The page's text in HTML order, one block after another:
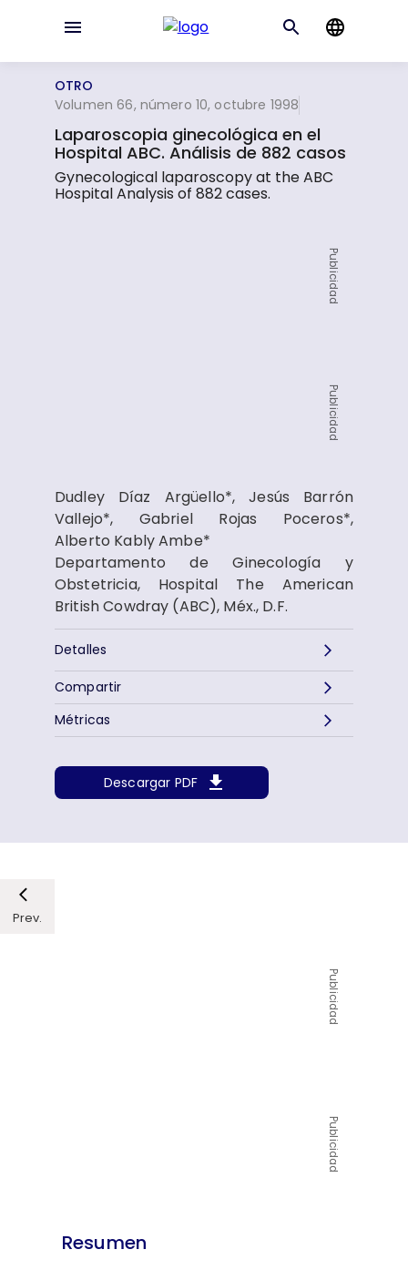
OTRO
Volumen 66, número 10, octubre 1998
Laparoscopia ginecológica en el
Hospital ABC. Análisis de 882 casos
Gynecological laparoscopy at the ABC
Hospital Analysis of 882 cases.
Publicidad
Publicidad
Dudley Díaz Argüello*, Jesús Barrón
Vallejo*, Gabriel Rojas Poceros*,
Alberto Kably Ambe*
Departamento de Ginecología y
Obstetricia, Hospital The American
British Cowdray (ABC), Méx., D.F.
Detalles
Descargar PDF
Métricas
Compartir
Prev.
Publicidad
Publicidad
Resumen